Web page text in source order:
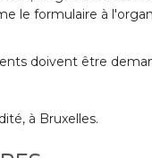
le formulaire à
doivent être
à Bruxelles.